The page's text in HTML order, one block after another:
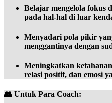
Belajar mengelola fokus
pada hal-hal di luar
Menyadari pola pikir
menggantinya dengan
Meningkatkan
relasi positif, dan emosi
👥 Untuk Para Coach: